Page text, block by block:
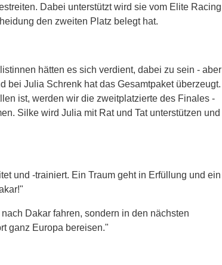
Dabei unterstützt wird sie vom Elite Racing
den zweiten Platz belegt hat.
hätten es sich verdient, dabei zu sein - aber
bei Julia Schrenk hat das Gesamtpaket überzeugt.
ist, werden wir die zweitplatzierte des Finales -
Silke wird Julia mit Rat und Tat unterstützen und
und -trainiert. Ein Traum geht in Erfüllung und ein
Dakar fahren, sondern in den nächsten
ganz Europa bereisen."